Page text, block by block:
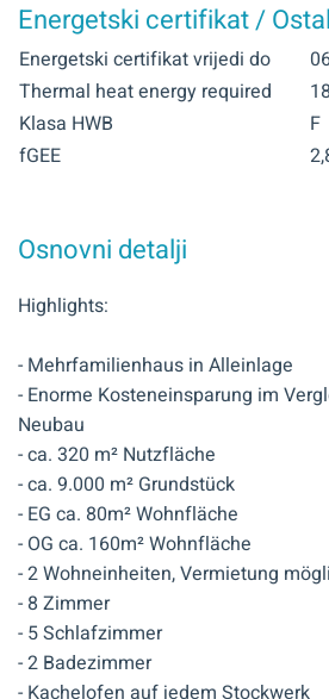
Energetski certifikat /
Energetski certifikat vrijedi do
Thermal heat energy required
Klasa HWB
F
fGEE
Osnovni detalji
Highlights:
- Mehrfamilienhaus in Alleinlage
- Enorme Kosteneinsparung im
Neubau
- ca. 320 m² Nutzfläche
- ca. 9.000 m² Grundstück
- EG ca. 80m² Wohnfläche
- OG ca. 160m² Wohnfläche
- 2 Wohneinheiten, Vermietung
- 8 Zimmer
- 5 Schlafzimmer
- 2 Badezimmer
- Kachelofen auf jedem Stockwerk